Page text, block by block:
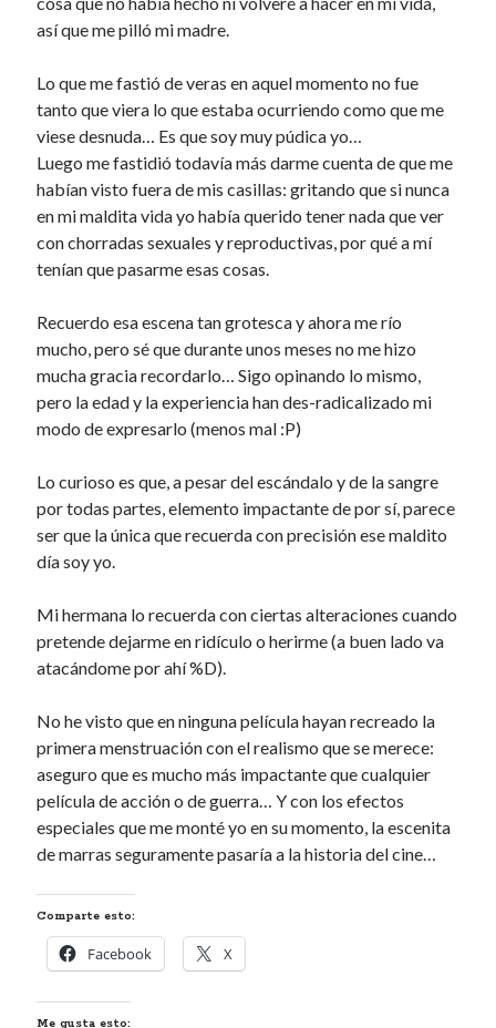
así que me pilló mi madre.
Lo que me fastió de veras en aquel momento no fue
tanto que viera lo que estaba ocurriendo como que me
viese desnuda… Es que soy muy púdica yo…
Luego me fastidió todavía más darme cuenta de que me
habían visto fuera de mis casillas: gritando que si nunca
en mi maldita vida yo había querido tener nada que ver
con chorradas sexuales y reproductivas, por qué a mí
tenían que pasarme esas cosas.
Recuerdo esa escena tan grotesca y ahora me río
mucho, pero sé que durante unos meses no me hizo
mucha gracia recordarlo… Sigo opinando lo mismo,
pero la edad y la experiencia han des-radicalizado mi
modo de expresarlo (menos mal :P)
Lo curioso es que, a pesar del escándalo y de la sangre
por todas partes, elemento impactante de por sí, parece
ser que la única que recuerda con precisión ese maldito
día soy yo.
Mi hermana lo recuerda con ciertas alteraciones cuando
pretende dejarme en ridículo o herirme (a buen lado va
atacándome por ahí %D).
No he visto que en ninguna película hayan recreado la
primera menstruación con el realismo que se merece:
aseguro que es mucho más impactante que cualquier
película de acción o de guerra… Y con los efectos
especiales que me monté yo en su momento, la escenita
de marras seguramente pasaría a la historia del cine…
Comparte esto:
Facebook X
Me gusta esto: